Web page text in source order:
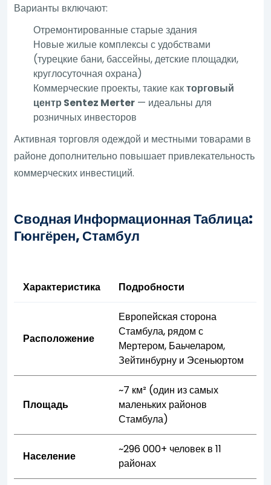
Варианты включают:
Отремонтированные старые здания
Новые жилые комплексы с удобствами
(турецкие бани, бассейны, детские площадки,
круглосуточная охрана)
Коммерческие проекты, такие какторговый
центр Sentez Merter — идеальны для
розничных инвесторов
Активная торговля одеждой и местными товарами в
районе дополнительно повышает привлекательность
коммерческих инвестиций.
Сводная Информационная Таблица:
Гюнгёрен, Стамбул
Характеристика Подробности
Расположение
Европейская сторона
Стамбула, рядом с
Мертером, Баьчеларом,
Зейтинбурну и Эсеньюртом
Площадь
~7 км² (один из самых
маленьких районов
Стамбула)
Население
~296 000+ человек в 11
районах